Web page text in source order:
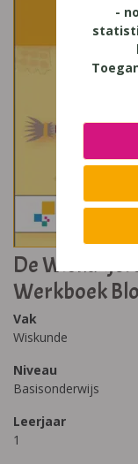
De
Werkboek
Vak
Wiskunde
Niveau
Basisonderwijs
Leerjaar
1
-